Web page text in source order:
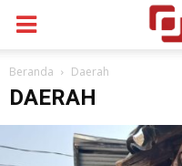
Beranda Daerah
DAERAH